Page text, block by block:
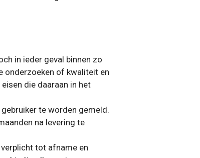
in ieder geval binnen zo
onderzoeken of kwaliteit en
die daaraan in het
te worden gemeld.
na levering te
tot afname en